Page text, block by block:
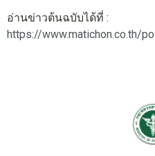
อ่านข่าวต้นฉบับได้ที่ :
https://www.matichon.co.th/